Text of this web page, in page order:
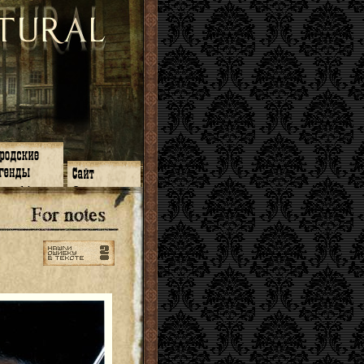
14
13
11
12
9
6
5
О нас
ЧаВо
Поиск
Ссылки
Карта сайта